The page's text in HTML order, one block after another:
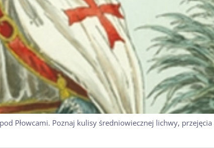
Płowcami. Poznaj kulisy średniowiecznej lichwy,